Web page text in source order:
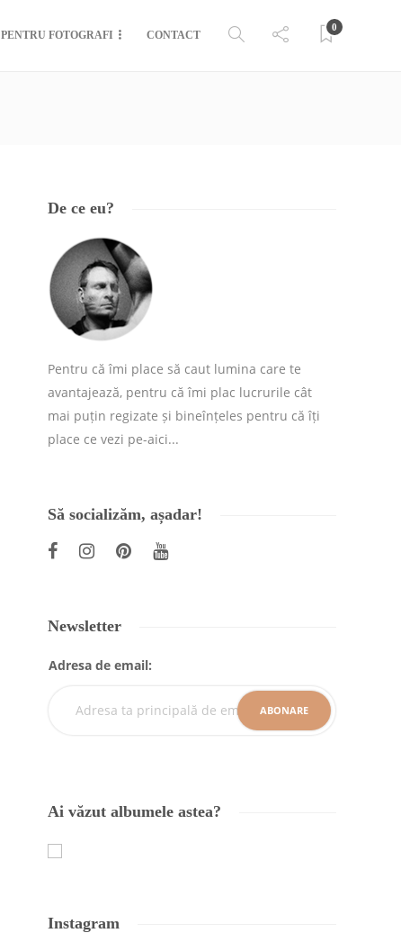
PENTRU FOTOGRAFI CONTACT
0
De ce eu?
Pentru că îmi place să caut lumina care te
avantajează, pentru că îmi plac lucrurile cât
mai puțin regizate și bineînțeles pentru că îți
place ce vezi pe-aici...
Să socializăm, așadar!
Newsletter
Adresa de email:
Ai văzut albumele astea?
Instagram